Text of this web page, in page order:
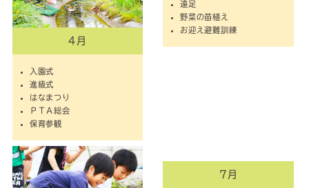
4月
入園式
進級式
はなまつり
ＰＴＡ総会
保育参観
遠足
野菜の苗植え
お迎え避難訓練
7月